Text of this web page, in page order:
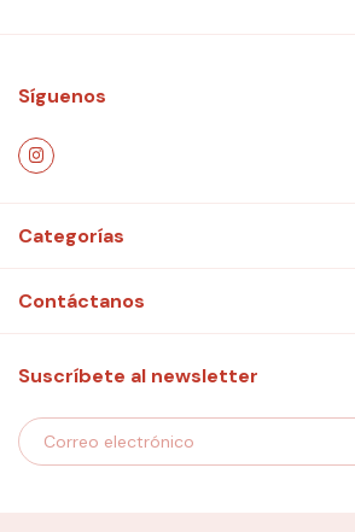
Síguenos
Categorías
Contáctanos
Suscríbete al newsletter